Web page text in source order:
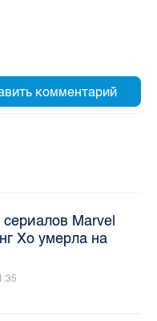
Marvel
Хо умерла на